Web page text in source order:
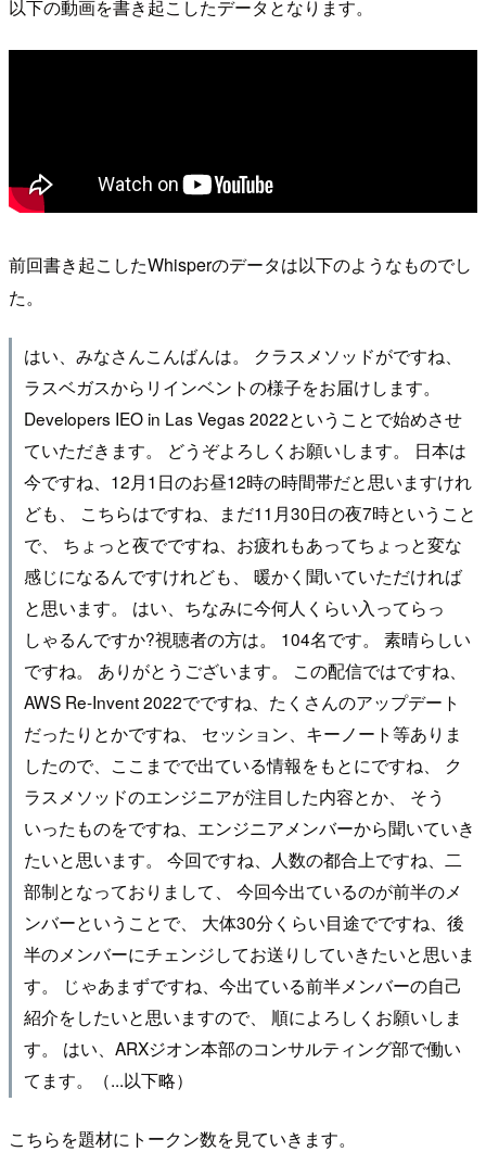
以下の動画を書き起こしたデータとなります。
前回書き起こしたWhisperのデータは以下のようなものでし
た。
はい、みなさんこんばんは。 クラスメソッドがですね、
ラスベガスからリインベントの様子をお届けします。
Developers IEO in Las Vegas 2022ということで始めさせ
ていただきます。 どうぞよろしくお願いします。 日本は
今ですね、12月1日のお昼12時の時間帯だと思いますけれ
ども、 こちらはですね、まだ11月30日の夜7時ということ
で、 ちょっと夜でですね、お疲れもあってちょっと変な
感じになるんですけれども、 暖かく聞いていただければ
と思います。 はい、ちなみに今何人くらい入ってらっ
しゃるんですか?視聴者の方は。 104名です。 素晴らしい
ですね。 ありがとうございます。 この配信ではですね、
AWS Re-Invent 2022でですね、たくさんのアップデート
だったりとかですね、 セッション、キーノート等ありま
したので、ここまでで出ている情報をもとにですね、 ク
ラスメソッドのエンジニアが注目した内容とか、 そう
いったものをですね、エンジニアメンバーから聞いていき
たいと思います。 今回ですね、人数の都合上ですね、二
部制となっておりまして、 今回今出ているのが前半のメ
ンバーということで、 大体30分くらい目途でですね、後
半のメンバーにチェンジしてお送りしていきたいと思いま
す。 じゃあまずですね、今出ている前半メンバーの自己
紹介をしたいと思いますので、 順によろしくお願いしま
す。 はい、ARXジオン本部のコンサルティング部で働い
てます。（...以下略）
こちらを題材にトークン数を見ていきます。